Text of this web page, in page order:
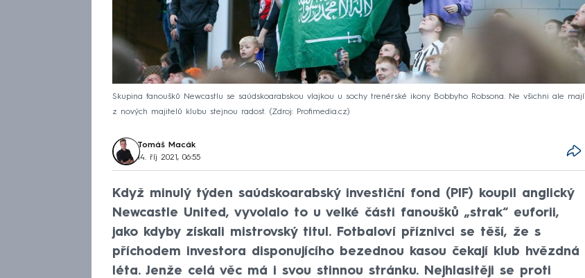
Skupina fanoušků Newcastlu se saúdskoarabskou vlajkou u sochy trenérské ikony Bobbyho Robsona. Ne všichni ale mají
z nových majitelů klubu stejnou radost.
Zdroj: Profimedia.cz
Tomáš Macák
14. říj 2021, 06:55
Když minulý týden saúdskoarabský investiční fond (PIF) koupil anglický
Newcastle United, vyvolalo to u velké části fanoušků „strak“ euforii,
jako kdyby získali mistrovský titul. Fotbaloví příznivci se těší, že s
příchodem investora disponujícího bezednou kasou čekají klub hvězdná
léta. Jenže celá věc má i svou stinnou stránku. Nejhlasitěji se proti